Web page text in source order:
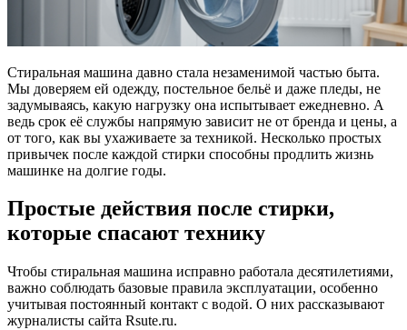
Стиральная машина давно стала незаменимой частью быта.
Мы доверяем ей одежду, постельное бельё и даже пледы, не
задумываясь, какую нагрузку она испытывает ежедневно. А
ведь срок её службы напрямую зависит не от бренда и цены, а
от того, как вы ухаживаете за техникой. Несколько простых
привычек после каждой стирки способны продлить жизнь
машинке на долгие годы.
Простые действия после стирки,
которые спасают технику
Чтобы стиральная машина исправно работала десятилетиями,
важно соблюдать базовые правила эксплуатации, особенно
учитывая постоянный контакт с водой. О них рассказывают
журналисты сайта Rsute.ru.